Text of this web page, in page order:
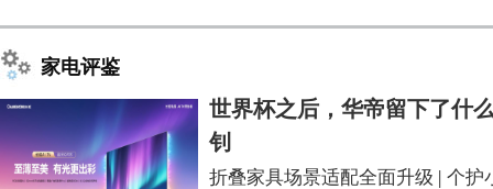
家电评鉴
世界杯之后，华帝留下了什
钊
折叠家具场景适配全面升级 | 个护